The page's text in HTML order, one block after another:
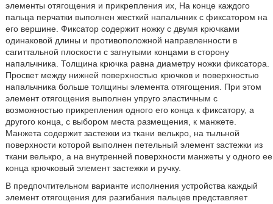
элементы отягощения и прикрепления их, На конце каждого
пальца перчатки выполнен жесткий напальчник с фиксатором на
его вершине. Фиксатор содержит ножку с двумя крючками
одинаковой длины и противоположной направленности в
сагиттальной плоскости с загнутыми концами в сторону
напальчника. Толщина крючка равна диаметру ножки фиксатора.
Просвет между нижней поверхностью крючков и поверхностью
напальчника больше толщины элемента отягощения. При этом
элемент отягощения выполнен упруго эластичным с
возможностью прикрепления одного его конца к фиксатору, а
другого конца, с выбором места размещения, к манжете.
Манжета содержит застежки из ткани велькро, на тыльной
поверхности которой выполнен петельный элемент застежки из
ткани велькро, а на внутренней поверхности манжеты у одного ее
конца крючковый элемент застежки и ручку.
В предпочтительном варианте исполнения устройства каждый
элемент отягощения для разгибания пальцев представляет